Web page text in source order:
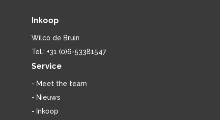
Inkoop
Wilco de Bruin
Tel.: +31 (0)6-53381547
Service
- Meet the team
- Nieuws
- Inkoop